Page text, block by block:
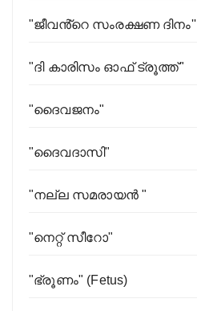
"ജീവൻ്റെ സംരക്ഷണ ദിനം''
"ദി കാരിസം ഓഫ് ട്രൂത്ത്"
"ദൈവജനം"
"ദൈവദാസി"
"നല്ല സമരായന്‍ "
"നെറ്റ് സീറോ"
"ഭ്രൂണം" (Fetus)